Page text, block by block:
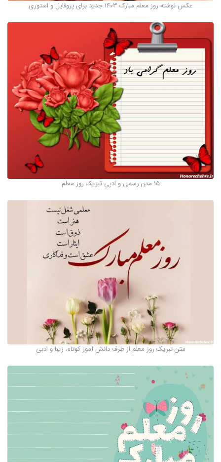
عکس نوشته روز معلم مبارک 1403 جدید برای پروفایل و استوری
15 متن رسمی و ادبی تبریک روز معلم
متن تبریک روز معلم از طرف دانش آموز کوتاه، زیبا و ادبی